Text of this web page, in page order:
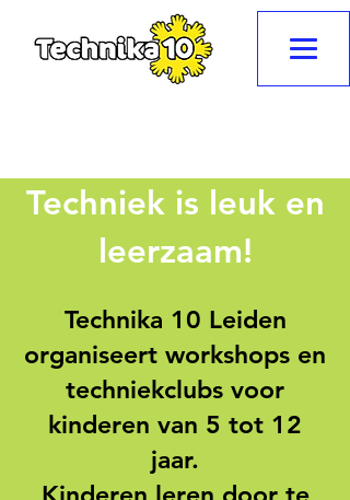
Techniek is leuk en
leerzaam!
Technika 10 Leiden
organiseert workshops en
techniekclubs voor
kinderen van 5 tot 12
jaar.